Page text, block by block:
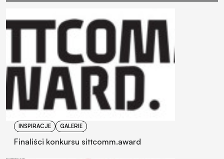
INSPIRACJE GALERIE
Finaliści konkursu sittcomm.award